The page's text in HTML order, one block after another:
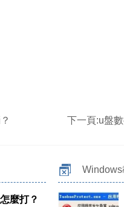
下一頁:u盤
Windows
麼打？